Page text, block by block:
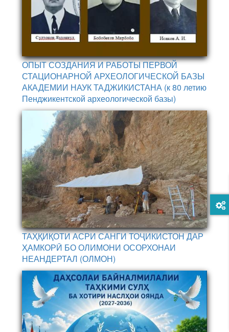
ОПЫТ СОЗДАНИЯ И РАБОТЫ ПЕРВОЙ
СТАЦИОНАРНОЙ АРХЕОЛОГИЧЕСКОЙ БАЗЫ
АКАДЕМИИ НАУК ТАДЖИКИСТАНА (к 80 летию
Пенджикентской археологической базы)
ТАҲҚИҚОТИ АСРИ САНГИ ТОҶИКИСТОН ДАР
ҲАМКОРӢ БО ОЛИМОНИ ОСОРХОНАИ
НЕАНДЕРТАЛ (ОЛМОН)